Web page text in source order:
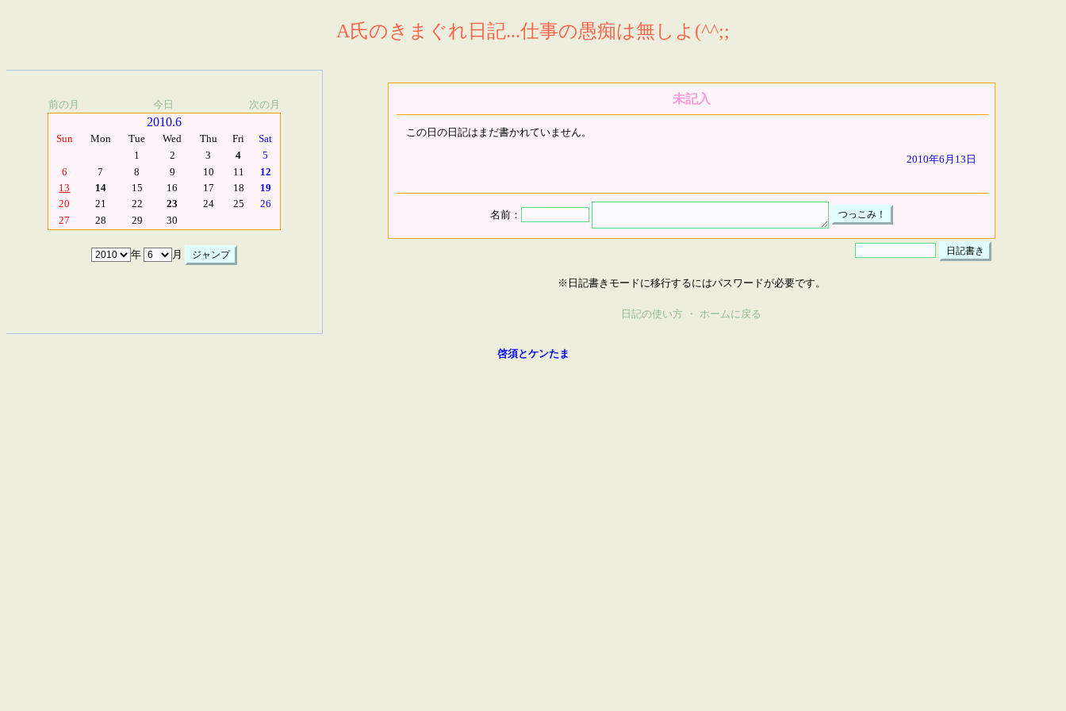
A氏のきまぐれ日記...仕事の愚痴は無しよ(^^;;
前の月 今日 次の月
2010.6
Sun Mon Tue Wed Thu Fri
Sat
1
2 3 4
5
6
7 8 9 10 11
12
13
14 15 16 17 18
19
20
21 22 23 24 25
26
27
28 29 30
年 月
未記入
この日の日記はまだ書かれていません。
2010年6月13日
名前：
※日記書きモードに移行するにはパスワードが必要です。
日記の使い方 ・ ホームに戻る
啓須とケンたま